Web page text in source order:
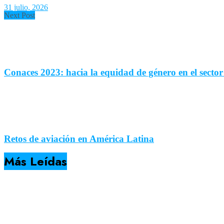
31 julio, 2026
Next Post
Conaces 2023: hacia la equidad de género en el
Retos de aviación en América Latina
Más Leídas